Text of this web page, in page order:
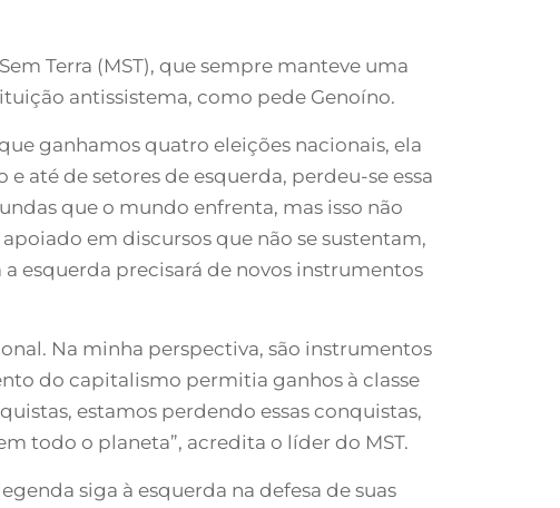
Terra (MST), que sempre manteve uma
antissistema, como pede Genoíno.
ganhamos quatro eleições nacionais, ela
até de setores de esquerda, perdeu-se essa
que o mundo enfrenta, mas isso não
em discursos que não se sustentam,
esquerda precisará de novos instrumentos
Na minha perspectiva, são instrumentos
do capitalismo permitia ganhos à classe
estamos perdendo essas conquistas,
todo o planeta”, acredita o líder do MST.
siga à esquerda na defesa de suas